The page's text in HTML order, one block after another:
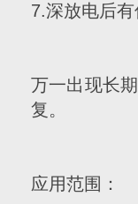
7.深放电后
万一出现长
复。
应用范围：